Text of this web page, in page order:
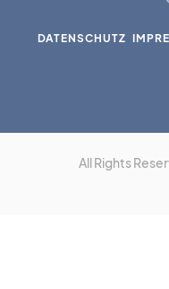
DATENSCHUTZ
All Rights